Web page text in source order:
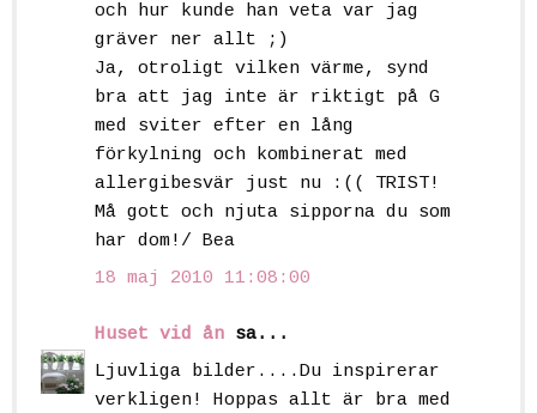
och hur kunde han veta var jag
gräver ner allt ;)
Ja, otroligt vilken värme, synd
bra att jag inte är riktigt på G
med sviter efter en lång
förkylning och kombinerat med
allergibesvär just nu :(( TRIST!
Må gott och njuta sipporna du som
har dom!/ Bea
18 maj 2010 11:08:00
Huset vid ån sa...
Ljuvliga bilder....Du inspirerar
verkligen! Hoppas allt är bra med